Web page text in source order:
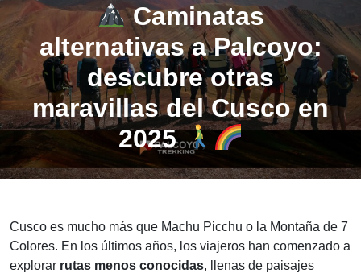
Caminatas
alternativas a Palcoyo:
descubre otras
maravillas del Cusco en
2025
Cusco es mucho más que Machu Picchu o la Montaña de 7
Colores. En los últimos años, los viajeros han comenzado a
explorar rutas menos conocidas, llenas de paisajes